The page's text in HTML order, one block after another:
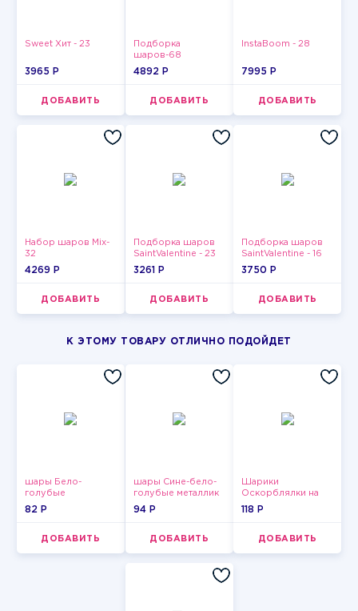
Sweet Хит - 23
3965 P
ДОБАВИТЬ
Подборка
шаров-68
4892 P
ДОБАВИТЬ
InstaBoom - 28
7995 P
ДОБАВИТЬ
Набор шаров Mix-
32
4269 P
ДОБАВИТЬ
Подборка шаров
SaintValentine - 23
3261 P
ДОБАВИТЬ
Подборка шаров
SaintValentine - 16
3750 P
ДОБАВИТЬ
К ЭТОМУ ТОВАРУ ОТЛИЧНО ПОДОЙДЕТ
шары Бело-
голубые
пастельные
82 P
ДОБАВИТЬ
шары Сине-бело-
голубые металлик
94 P
ДОБАВИТЬ
Шарики
Оскорблялки на
день рождения для
118 P
ДОБАВИТЬ